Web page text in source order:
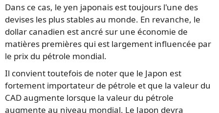
Dans ce cas, le yen japonais est toujours l'une des
devises les plus stables au monde. En revanche, le
dollar canadien est ancré sur une économie de
matières premières qui est largement influencée par
le prix du pétrole mondial.
Il convient toutefois de noter que le Japon est
fortement importateur de pétrole et que la valeur du
CAD augmente lorsque la valeur du pétrole
augmente au niveau mondial. Le Japon devra